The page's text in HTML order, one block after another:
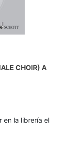
CHOIR) A
en la librería el